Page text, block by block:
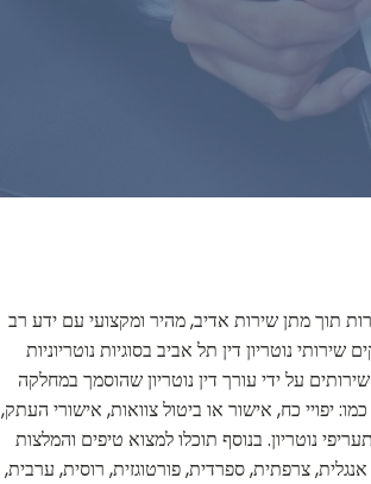
תוך מתן שירות אדיב, מהיר ומקצועי עם ידע רב
נוטריון דין תל אביב בסוגיות נוטריוניות
על ידי עורך דין נוטריון שהוסמך במחלקה
יפויי כח, אישור או ביטול צוואות, אישורי העתק,
נוטריון. בנוסף תוכלו למצוא טיפים והמלצות
צרפתית, ספרדית, פורטוגזית, רוסית, ערבית,